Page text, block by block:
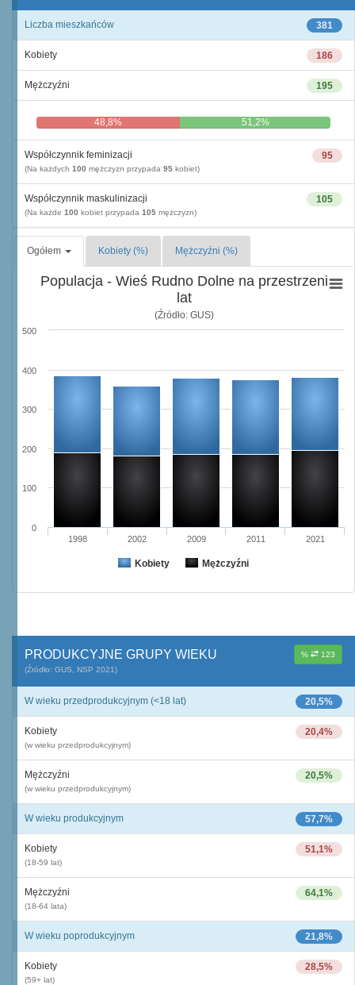
381
Liczba mieszkańców
186
Kobiety
195
Mężczyźni
48,8% 51,2%
95
Współczynnik feminizacji
(Na każdych 100 mężczyzn przypada 95 kobiet)
105
Współczynnik maskulinizacji
(Na każde 100 kobiet przypada 105 mężczyzn)
Ogółem Kobiety (%) Mężczyźni (%)
Populacja - Wieś Rudno Dolne na przestrzeni
lat
(Źródło: GUS)
Kobiety Mężczyźni
1998 2002 2009 2011 2021
0
100
200
300
400
500
% 123
PRODUKCYJNE GRUPY WIEKU
(Źródło: GUS, NSP 2021)
20,5%
W wieku przedprodukcyjnym (<18 lat)
20,4%
Kobiety
(w wieku przedprodukcyjnym)
20,5%
Mężczyźni
(w wieku przedprodukcyjnym)
57,7%
W wieku produkcyjnym
51,1%
Kobiety
(18-59 lat)
64,1%
Mężczyźni
(18-64 lata)
21,8%
W wieku poprodukcyjnym
28,5%
Kobiety
(59+ lat)